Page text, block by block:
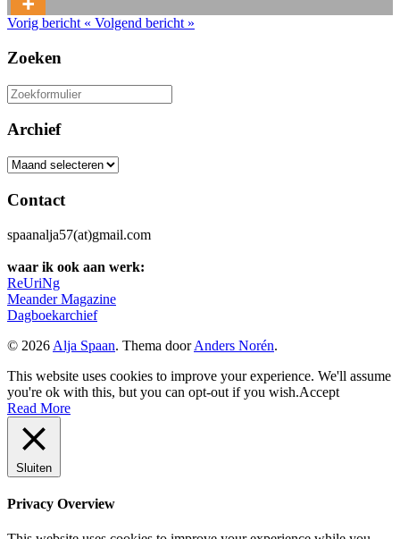
Vorig bericht « Volgend bericht »
Zoeken
Zoeken
naar:
Archief
Archief
Contact
spaanalja57(at)gmail.com
waar ik ook aan werk:
ReUriNg
Meander Magazine
Dagboekarchief
© 2026 Alja Spaan. Thema doorAnders Norén.
This website uses cookies to improve your experience. We'll assume
you're ok with this, but you can opt-out if you wish.Accept
Read More
Sluiten
Privacy Overview